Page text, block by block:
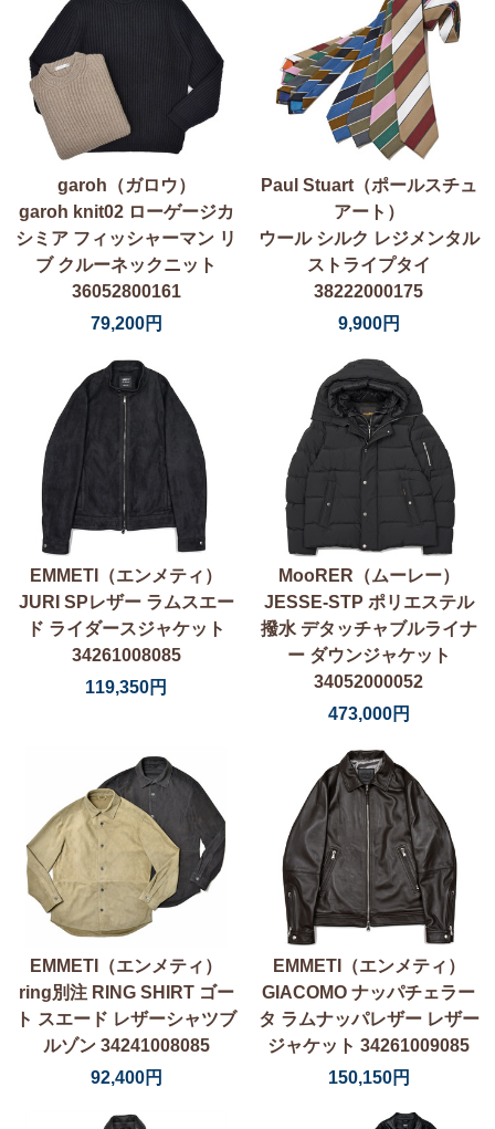
garoh（ガロウ）
garoh knit02 ローゲージカ
シミア フィッシャーマン リ
ブ クルーネックニット
36052800161
79,200円
Paul Stuart（ポールスチュ
アート）
ウール シルク レジメンタル
ストライプタイ
38222000175
9,900円
EMMETI（エンメティ）
JURI SPレザー ラムスエー
ド ライダースジャケット
34261008085
119,350円
MooRER（ムーレー）
JESSE-STP ポリエステル
撥水 デタッチャブルライナ
ー ダウンジャケット
34052000052
473,000円
EMMETI（エンメティ）
ring別注 RING SHIRT ゴー
ト スエード レザーシャツブ
ルゾン 34241008085
92,400円
EMMETI（エンメティ）
GIACOMO ナッパチェラー
タ ラムナッパレザー レザー
ジャケット 34261009085
150,150円